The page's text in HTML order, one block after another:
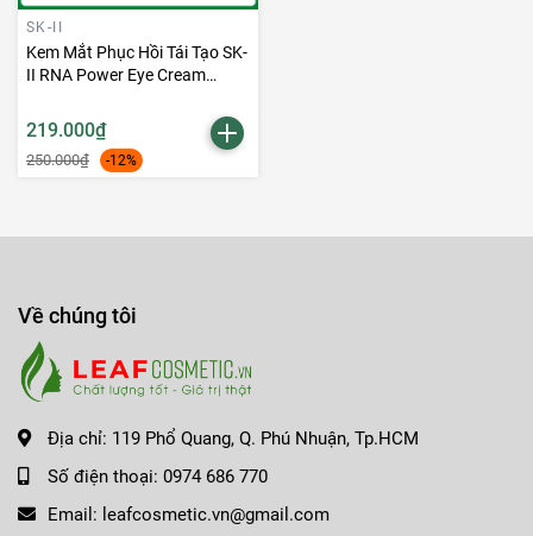
SK-II
Kem Mắt Phục Hồi Tái Tạo SK-
II RNA Power Eye Cream
219.000₫
250.000₫ -12%
Về chúng tôi
Địa chỉ: 119 Phổ Quang, Q. Phú Nhuận, Tp.HCM
Số điện thoại: 0974 686 770
Email: leafcosmetic.vn@gmail.com